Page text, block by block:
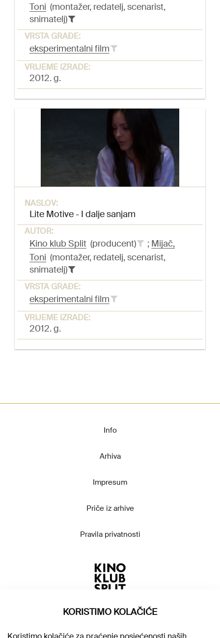
Toni (montažer, redatelj, scenarist,
snimatelj)
VRSTA GRAĐE:
eksperimentalni film
VRIJEME IZRADE:
2012. g.
NASLOV:
Lite Motive - I dalje sanjam
AUTOR:
Kino klub Split (producent) ; Mijač,
Toni (montažer, redatelj, scenarist,
snimatelj)
VRSTA GRAĐE:
eksperimentalni film
VRIJEME IZRADE:
2012. g.
Info
Arhiva
Impresum
Priče iz arhive
Pravila privatnosti
KORISTIMO KOLAČIĆE